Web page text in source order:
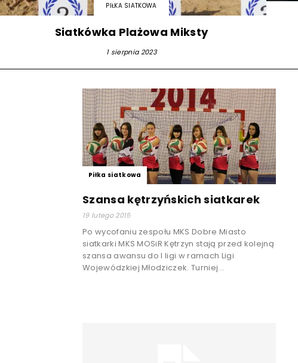
PIŁKA SIATKOWA
Siatkówka Plażowa Miksty
1 sierpnia 2023
Piłka siatkowa
Szansa kętrzyńskich siatkarek
19 lutego 2015
Po wycofaniu zespołu MKS Dobre Miasto
siatkarki MKS MOSiR Kętrzyn stają przed kolejną
szansa awansu do I ligi w ramach Ligi
Wojewódzkiej Młodziczek. Turniej...